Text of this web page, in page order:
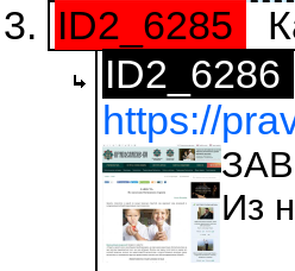
ID2_6285
ID2_6286
https://
Из